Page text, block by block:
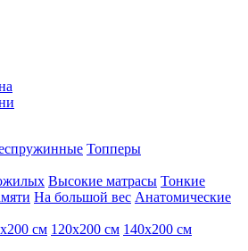
Топперы
Высокие матрасы Тонкие
На большой вес Анатомические
см 120х200 см 140х200 см